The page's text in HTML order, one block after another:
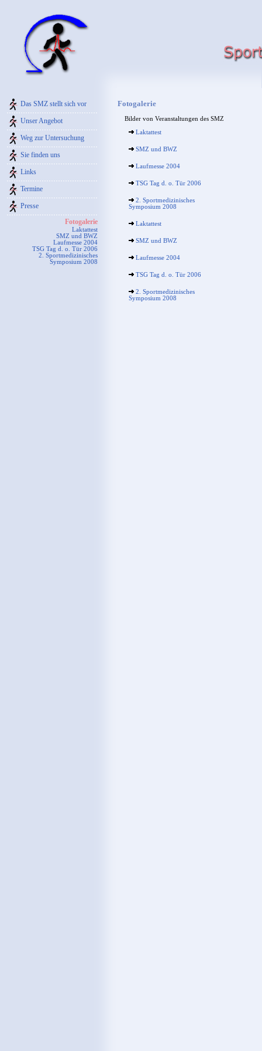
Das SMZ stellt sich vor
Unser Angebot
Weg zur Untersuchung
Sie finden uns
Links
Termine
Presse
Fotogalerie
Laktattest
SMZ und BWZ
Laufmesse 2004
TSG Tag d. o. Tür 2006
2. Sportmedizinisches
Symposium 2008
Fotogalerie
Bilder von Veranstaltungen des SMZ
Laktattest
SMZ und BWZ
Laufmesse 2004
TSG Tag d. o. Tür 2006
2. Sportmedizinisches
Symposium 2008
Laktattest
SMZ und BWZ
Laufmesse 2004
TSG Tag d. o. Tür 2006
2. Sportmedizinisches
Symposium 2008